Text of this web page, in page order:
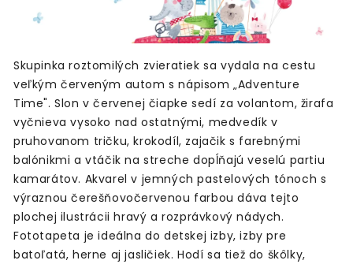
Skupinka roztomilých zvieratiek sa vydala na cestu
veľkým červeným autom s nápisom „Adventure
Time". Slon v červenej čiapke sedí za volantom, žirafa
vyčnieva vysoko nad ostatnými, medvedík v
pruhovanom tričku, krokodíl, zajačik s farebnými
balónikmi a vtáčik na streche dopĺňajú veselú partiu
kamarátov. Akvarel v jemných pastelových tónoch s
výraznou čerešňovočervenou farbou dáva tejto
plochej ilustrácii hravý a rozprávkový nádych.
Fototapeta je ideálna do detskej izby, izby pre
batoľatá, herne aj jasličiek. Hodí sa tiež do škôlky,